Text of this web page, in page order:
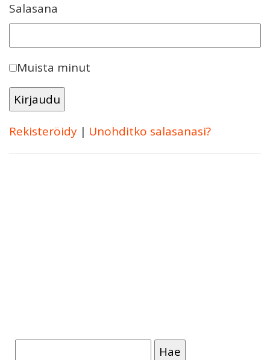
Salasana
Muista minut
Rekisteröidy | Unohditko salasanasi?